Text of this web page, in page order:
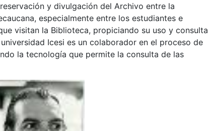
y divulgación del Archivo entre la
especialmente entre los estudiantes e
visitan la Biblioteca, propiciando su uso y consulta
Icesi es un colaborador en el proceso de
la tecnología que permite la consulta de las